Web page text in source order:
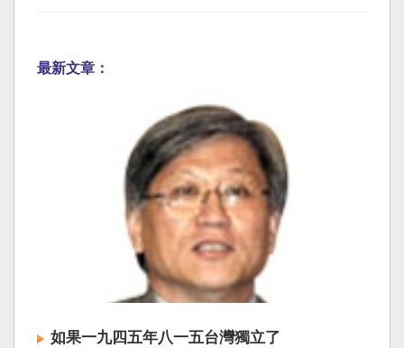
最新文章：
如果一九四五年八一五台灣獨立了